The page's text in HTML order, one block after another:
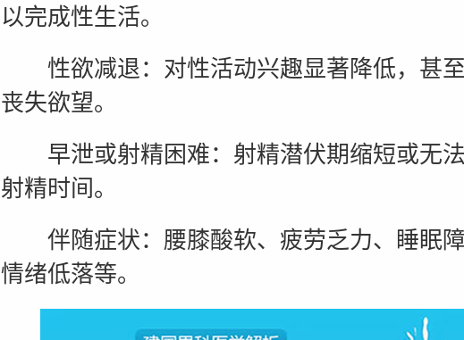
以完成性生活。
性欲减退：对性活动兴趣显著降低，甚
丧失欲望。
早泄或射精困难：射精潜伏期缩短或无法
射精时间。
伴随症状：腰膝酸软、疲劳乏力、睡眠障
情绪低落等。